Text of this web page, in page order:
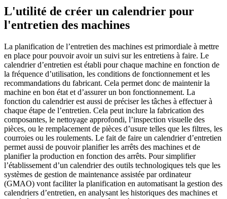
L'utilité de créer un calendrier pour
l'entretien des machines
La planification de l’entretien des machines est primordiale à mettre
en place pour pouvoir avoir un suivi sur les entretiens à faire. Le
calendrier d’entretien est établi pour chaque machine en fonction de
la fréquence d’utilisation, les conditions de fonctionnement et les
recommandations du fabricant. Cela permet donc de maintenir la
machine en bon état et d’assurer un bon fonctionnement. La
fonction du calendrier est aussi de préciser les tâches à effectuer à
chaque étape de l’entretien. Cela peut inclure la fabrication des
composantes, le nettoyage approfondi, l’inspection visuelle des
pièces, ou le remplacement de pièces d’usure telles que les filtres, les
courroies ou les roulements. Le fait de faire un calendrier d’entretien
permet aussi de pouvoir planifier les arrêts des machines et de
planifier la production en fonction des arrêts. Pour simplifier
l’établissement d’un calendrier des outils technologiques tels que les
systèmes de gestion de maintenance assistée par ordinateur
(GMAO) vont faciliter la planification en automatisant la gestion des
calendriers d’entretien, en analysant les historiques des machines et